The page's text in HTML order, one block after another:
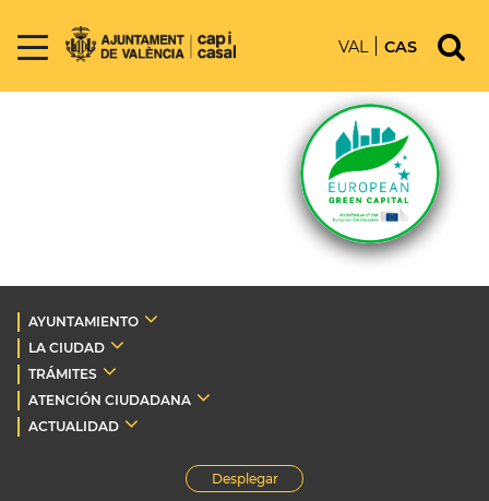
VAL CAS
AYUNTAMIENTO
LA CIUDAD
TRÁMITES
ATENCIÓN CIUDADANA
ACTUALIDAD
Desplegar